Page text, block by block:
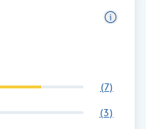
(7)
(3)